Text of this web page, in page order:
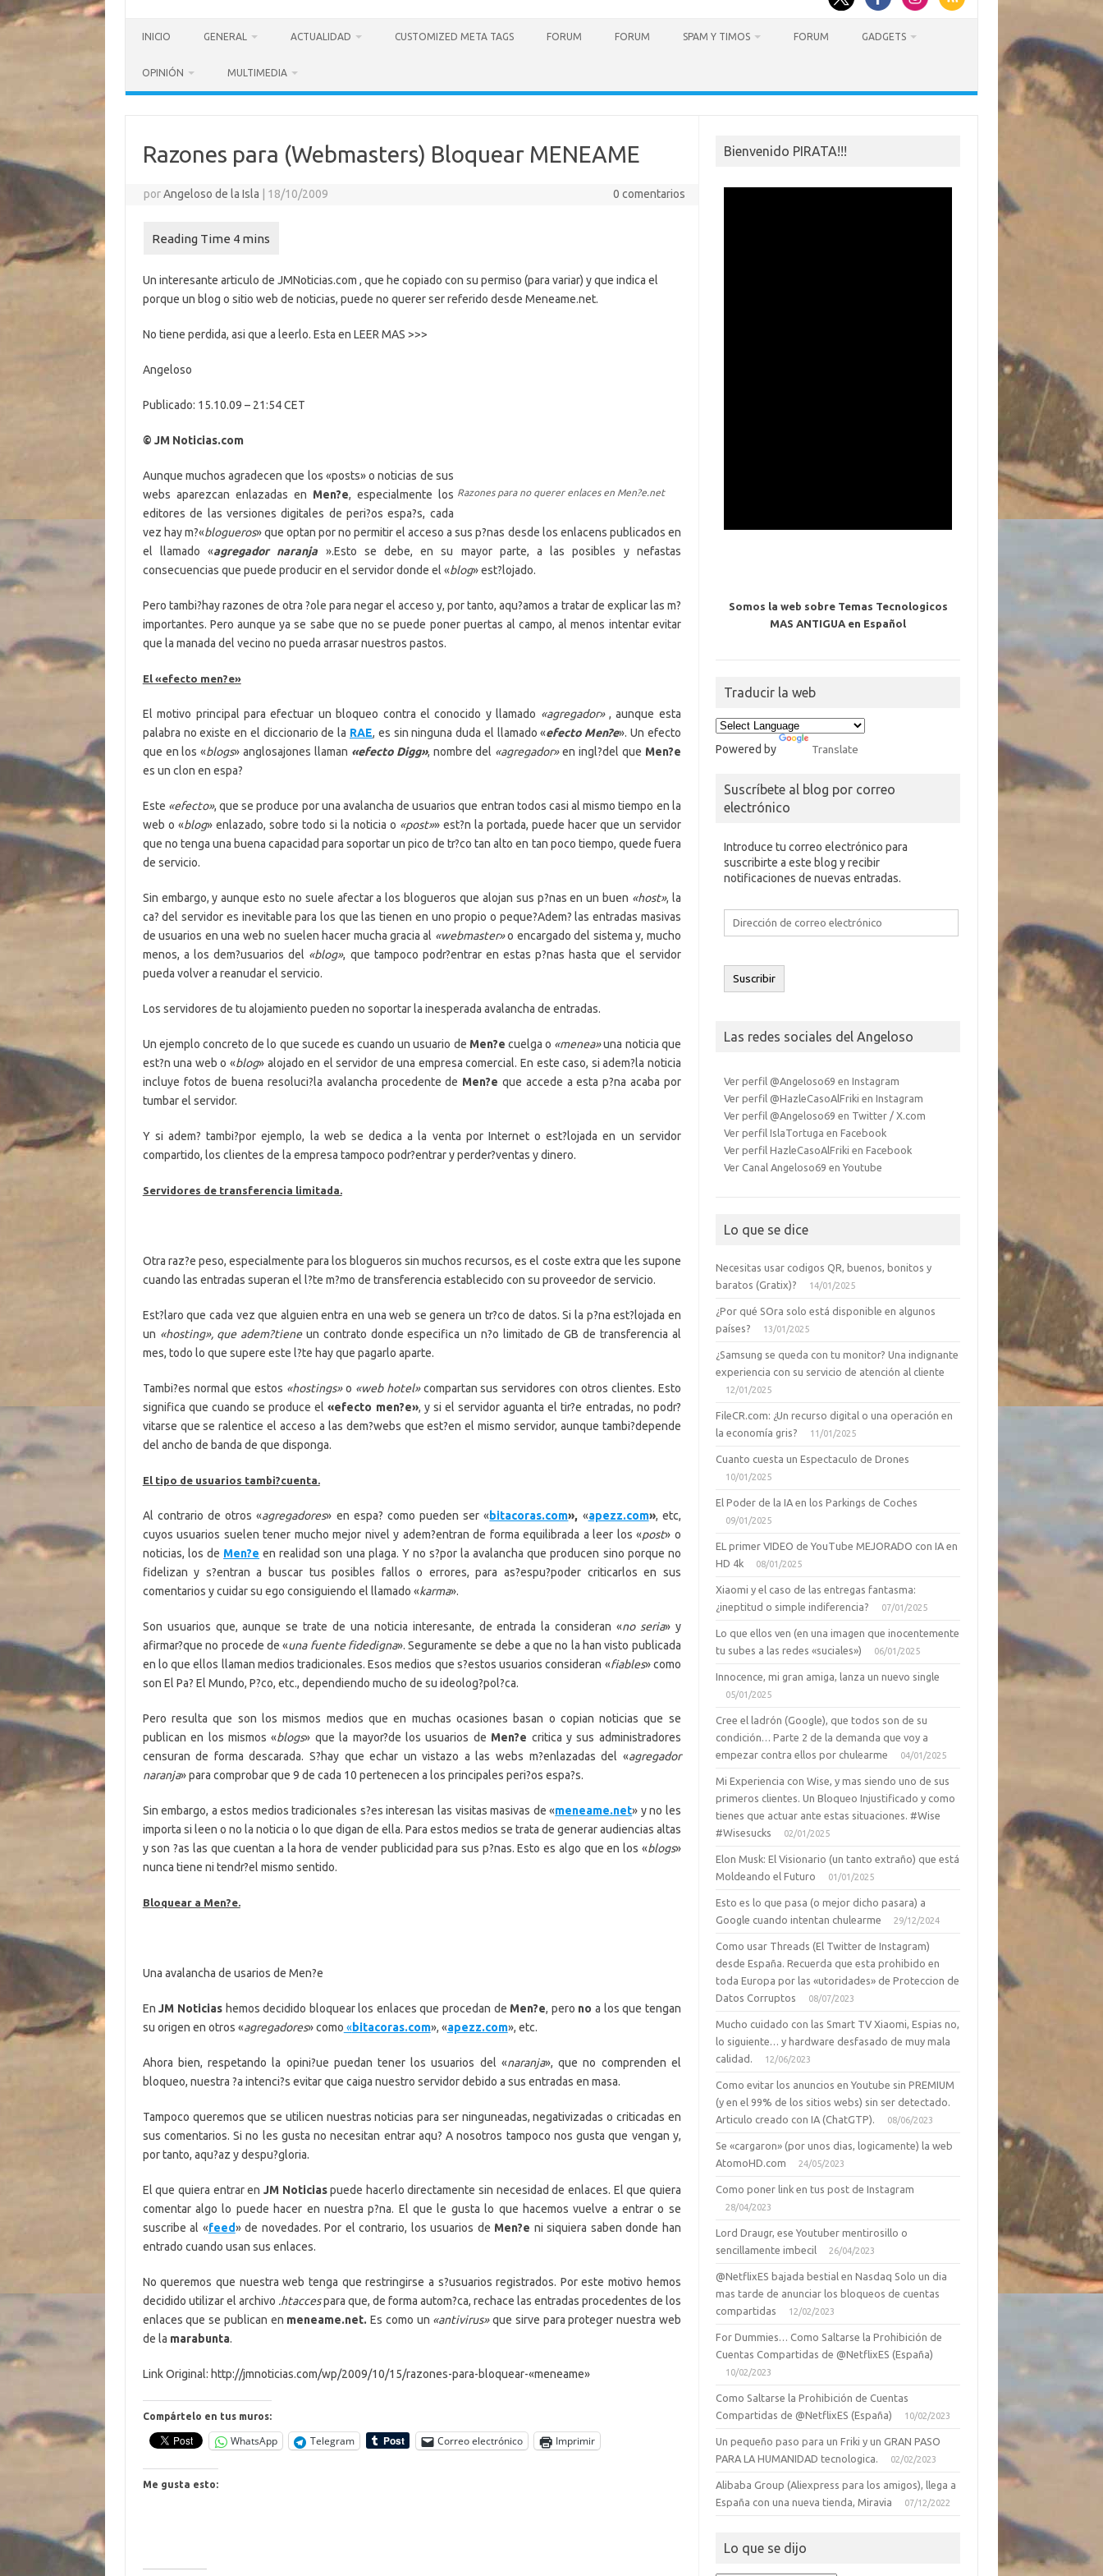
INICIO GENERAL ACTUALIDAD CUSTOMIZED META TAGS FORUM FORUM SPAM Y TIMOS FORUM GADGETS
OPINIÓN MULTIMEDIA
Razones para (Webmasters) Bloquear MENEAME
porAngeloso de la Isla 18/10/2009 0 comentarios
Un interesante articulo de JMNoticias.com , que he copiado con su permiso (para variar) y que indica el
porque un blog o sitio web de noticias, puede no querer ser referido desde Meneame.net.
No tiene perdida, asi que a leerlo. Esta en LEER MAS >>>
Angeloso
Publicado: 15.10.09 – 21:54 CET
© JM Noticias.com
Razones para no querer enlaces en Men?e.net
Aunque muchos agradecen que los «posts» o noticias de sus
webs aparezcan enlazadas en Men?e, especialmente los
editores de las versiones digitales de peri?os espa?s, cada
vez hay m?«blogueros» que optan por no permitir el acceso a sus p?nas desde los enlacens publicados en
el llamado «agregador naranja
».Esto se debe, en su mayor parte, a las posibles y nefastas
consecuencias que puede producir en el servidor donde el «blog» est?lojado.
Pero tambi?hay razones de otra ?ole para negar el acceso y, por tanto, aqu?amos a tratar de explicar las m?
importantes. Pero aunque ya se sabe que no se puede poner puertas al campo, al menos intentar evitar
que la manada del vecino no pueda arrasar nuestros pastos.
El «efecto men?e»
El motivo principal para efectuar un bloqueo contra el conocido y llamado «agregador» , aunque esta
palabra no existe en el diccionario de la RAE, es sin ninguna duda el llamado «efecto Men?e». Un efecto
que en los «blogs» anglosajones llaman «efecto Digg», nombre del «agregador»en ingl?del que Men?e
es un clon en espa?
Este «efecto», que se produce por una avalancha de usuarios que entran todos casi al mismo tiempo en la
web o «blog» enlazado, sobre todo si la noticia o «post»» est?n la portada, puede hacer que un servidor
que no tenga una buena capacidad para soportar un pico de tr?co tan alto en tan poco tiempo, quede fuera
de servicio.
Sin embargo, y aunque esto no suele afectar a los blogueros que alojan sus p?nas en un buen «host», la
ca? del servidor es inevitable para los que las tienen en uno propio o peque?Adem? las entradas masivas
de usuarios en una web no suelen hacer mucha gracia al «webmaster»o encargado del sistema y, mucho
menos, a los dem?usuarios del «blog», que tampoco podr?entrar en estas p?nas hasta que el servidor
pueda volver a reanudar el servicio.
Los servidores de tu alojamiento pueden no soportar la inesperada avalancha de entradas.
Un ejemplo concreto de lo que sucede es cuando un usuario de Men?e cuelga o «menea»una noticia que
est?n una web o «blog» alojado en el servidor de una empresa comercial. En este caso, si adem?la noticia
incluye fotos de buena resoluci?la avalancha procedente de Men?e que accede a esta p?na acaba por
tumbar el servidor.
Y si adem? tambi?por ejemplo, la web se dedica a la venta por Internet o est?lojada en un servidor
compartido, los clientes de la empresa tampoco podr?entrar y perder?ventas y dinero.
Servidores de transferencia limitada.
Otra raz?e peso, especialmente para los blogueros sin muchos recursos, es el coste extra que les supone
cuando las entradas superan el l?te m?mo de transferencia establecido con su proveedor de servicio.
Est?laro que cada vez que alguien entra en una web se genera un tr?co de datos. Si la p?na est?lojada en
un «hosting», que adem?tiene un contrato donde especifica un n?o limitado de GB de transferencia al
mes, todo lo que supere este l?te hay que pagarlo aparte.
Tambi?es normal que estos «hostings»o «web hotel»compartan sus servidores con otros clientes. Esto
significa que cuando se produce el«efecto men?e», y si el servidor aguanta el tir?e entradas, no podr?
vitarse que se ralentice el acceso a las dem?webs que est?en el mismo servidor, aunque tambi?depende
del ancho de banda de que disponga.
El tipo de usuarios tambi?cuenta.
Al contrario de otros «agregadores» en espa? como pueden ser «bitacoras.com», «apezz.com», etc,
cuyos usuarios suelen tener mucho mejor nivel y adem?entran de forma equilibrada a leer los «post» o
noticias, los de Men?e en realidad son una plaga. Y no s?por la avalancha que producen sino porque no
fidelizan y s?entran a buscar tus posibles fallos o errores, para as?espu?poder criticarlos en sus
comentarios y cuidar su ego consiguiendo el llamado «karma».
Son usuarios que, aunque se trate de una noticia interesante, de entrada la consideran «no seria» y
afirmar?que no procede de «una fuente fidedigna». Seguramente se debe a que no la han visto publicada
en lo que ellos llaman medios tradicionales. Esos medios que s?estos usuarios consideran «fiables» como
son El Pa? El Mundo, P?co, etc., dependiendo mucho de su ideolog?pol?ca.
Pero resulta que son los mismos medios que en muchas ocasiones basan o copian noticias que se
publican en los mismos «blogs» que la mayor?de los usuarios de Men?e critica y sus administradores
censuran de forma descarada. S?hay que echar un vistazo a las webs m?enlazadas del «agregador
naranja» para comprobar que 9 de cada 10 pertenecen a los principales peri?os espa?s.
Sin embargo, a estos medios tradicionales s?es interesan las visitas masivas de «meneame.net» y no les
importa si leen o no la noticia o lo que digan de ella. Para estos medios se trata de generar audiencias altas
y son ?as las que cuentan a la hora de vender publicidad para sus p?nas. Esto es algo que en los «blogs»
nunca tiene ni tendr?el mismo sentido.
Bloquear a Men?e.
Una avalancha de usarios de Men?e
EnJM Noticiashemos decidido bloquear los enlaces que procedan de Men?e, pero no a los que tengan
su origen en otros «agregadores» como «bitacoras.com», «apezz.com», etc.
Ahora bien, respetando la opini?ue puedan tener los usuarios del «naranja», que no comprenden el
bloqueo, nuestra ?a intenci?s evitar que caiga nuestro servidor debido a sus entradas en masa.
Tampoco queremos que se utilicen nuestras noticias para ser ninguneadas, negativizadas o criticadas en
sus comentarios. Si no les gusta no necesitan entrar aqu? A nosotros tampoco nos gusta que vengan y,
por tanto, aqu?az y despu?gloria.
El que quiera entrar en JM Noticiaspuede hacerlo directamente sin necesidad de enlaces. El que quiera
comentar algo lo puede hacer en nuestra p?na. El que le gusta lo que hacemos vuelve a entrar o se
suscribe al «feed» de novedades. Por el contrario, los usuarios de Men?e ni siquiera saben donde han
entrado cuando usan sus enlaces.
No queremos que nuestra web tenga que restringirse a s?usuarios registrados. Por este motivo hemos
decidido utilizar el archivo .htaccespara que, de forma autom?ca, rechace las entradas procedentes de los
enlaces que se publican en meneame.net. Es como un «antivirus»que sirve para proteger nuestra web
de la marabunta.
Link Original: http://jmnoticias.com/wp/2009/10/15/razones-para-bloquear-«meneame»
Compártelo en tus muros:
WhatsApp Telegram Correo electrónico Imprimir
Me gusta esto:
Bienvenido PIRATA!!!
Somos la web sobre Temas Tecnologicos
MAS ANTIGUA en Español
Traducir la web
Powered by Translate
Suscríbete al blog por correo
electrónico
Introduce tu correo electrónico para
suscribirte a este blog y recibir
notificaciones de nuevas entradas.
Dirección
electrónico
Suscribir
Las redes sociales del Angeloso
Ver perfil @Angeloso69 en Instagram
Ver perfil @HazleCasoAlFriki en Instagram
Ver perfil @Angeloso69 en Twitter / X.com
Ver perfil IslaTortuga en Facebook
Ver perfil HazleCasoAlFriki en Facebook
Ver Canal Angeloso69 en Youtube
Lo que se dice
Necesitas usar codigos QR, buenos, bonitos y
baratos (Gratix)?
14/01/2025
¿Por qué SOra solo está disponible en algunos
países?
13/01/2025
¿Samsung se queda con tu monitor? Una indignante
experiencia con su servicio de atención al cliente
12/01/2025
FileCR.com: ¿Un recurso digital o una operación en
la economía gris?
11/01/2025
Cuanto cuesta un Espectaculo de Drones
10/01/2025
El Poder de la IA en los Parkings de Coches
09/01/2025
EL primer VIDEO de YouTube MEJORADO con IA en
HD 4k
08/01/2025
Xiaomi y el caso de las entregas fantasma:
¿ineptitud o simple indiferencia?
07/01/2025
Lo que ellos ven (en una imagen que inocentemente
tu subes a las redes «suciales»)
06/01/2025
Innocence, mi gran amiga, lanza un nuevo single
05/01/2025
Cree el ladrón (Google), que todos son de su
condición… Parte 2 de la demanda que voy a
empezar contra ellos por chulearme
04/01/2025
Mi Experiencia con Wise, y mas siendo uno de sus
primeros clientes. Un Bloqueo Injustificado y como
tienes que actuar ante estas situaciones. #Wise
#Wisesucks
02/01/2025
Elon Musk: El Visionario (un tanto extraño) que está
Moldeando el Futuro
01/01/2025
Esto es lo que pasa (o mejor dicho pasara) a
Google cuando intentan chulearme
29/12/2024
Como usar Threads (El Twitter de Instagram)
desde España. Recuerda que esta prohibido en
toda Europa por las «utoridades» de Proteccion de
Datos Corruptos
08/07/2023
Mucho cuidado con las Smart TV Xiaomi, Espias no,
lo siguiente… y hardware desfasado de muy mala
calidad.
12/06/2023
Como evitar los anuncios en Youtube sin PREMIUM
(y en el 99% de los sitios webs) sin ser detectado.
Articulo creado con IA (ChatGTP).
08/06/2023
Se «cargaron» (por unos dias, logicamente) la web
AtomoHD.com
24/05/2023
Como poner link en tus post de Instagram
28/04/2023
Lord Draugr, ese Youtuber mentirosillo o
sencillamente imbecil
26/04/2023
@NetflixES bajada bestial en Nasdaq Solo un dia
mas tarde de anunciar los bloqueos de cuentas
compartidas
12/02/2023
For Dummies… Como Saltarse la Prohibición de
Cuentas Compartidas de @NetflixES (España)
10/02/2023
Como Saltarse la Prohibición de Cuentas
Compartidas de @NetflixES (España)
10/02/2023
Un pequeño paso para un Friki y un GRAN PASO
PARA LA HUMANIDAD tecnologica.
02/02/2023
Alibaba Group (Aliexpress para los amigos), llega a
España con una nueva tienda, Miravia
07/12/2022
Lo que se dijo